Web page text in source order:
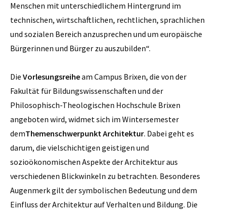
Menschen mit unterschiedlichem Hintergrund im
technischen, wirtschaftlichen, rechtlichen, sprachlichen
und sozialen Bereich anzusprechen und um europäische
Bürgerinnen und Bürger zu auszubilden“.
Die Vorlesungsreiheam Campus Brixen, die von der
Fakultät für Bildungswissenschaften und der
Philosophisch-Theologischen Hochschule Brixen
angeboten wird, widmet sich im Wintersemester
demThemenschwerpunkt Architektur. Dabei geht es
darum, die vielschichtigen geistigen und
sozioökonomischen Aspekte der Architektur aus
verschiedenen Blickwinkeln zu betrachten. Besonderes
Augenmerk gilt der symbolischen Bedeutung und dem
Einfluss der Architektur auf Verhalten und Bildung. Die